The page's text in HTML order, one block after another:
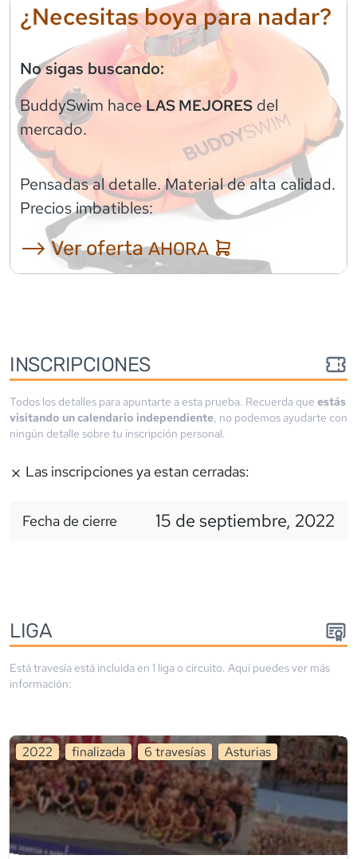
¿Necesitas boya para nadar?
No sigas buscando:
BuddySwim haceLAS MEJORES del
mercado.
Pensadas al detalle. Material de alta calidad.
Precios imbatibles:
⟶ Ver ofertaAHORA
INSCRIPCIONES
Todos los detalles para apuntarte a esta prueba. Recuerda que estás
visitando un calendario independiente, no podemos ayudarte con
ningún detalle sobre tu inscripción personal.
Las inscripciones ya estan cerradas:
Fecha de cierre 15 de septiembre, 2022
LIGA
Está travesía está incluida en 1 liga o circuito. Aquí puedes ver más
información:
2022 finalizada 6 travesías Asturias